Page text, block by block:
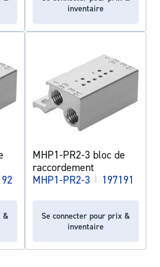
inventaire
&
MHP1-PR2-3 bloc de
raccordement
MHP1-PR2-3 | 197191
Se connecter pour prix &
inventaire